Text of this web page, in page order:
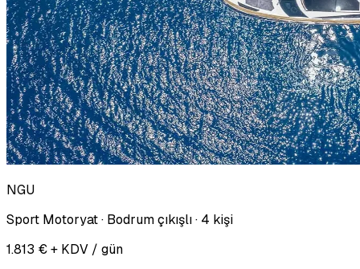
NGU
Sport Motoryat · Bodrum çıkışlı · 4 kişi
1.813 € + KDV / gün